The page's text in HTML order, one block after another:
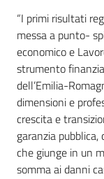
“I primi risultati
messa a punto-
economico e
strumento
dell’Emilia-
dimensioni e
crescita e
garanzia
che giunge in un
somma ai danni